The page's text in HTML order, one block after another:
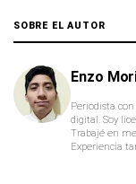
SOBRE EL AUTOR
Enzo
Periodista
digital. Soy
Trabajé en
Experiencia